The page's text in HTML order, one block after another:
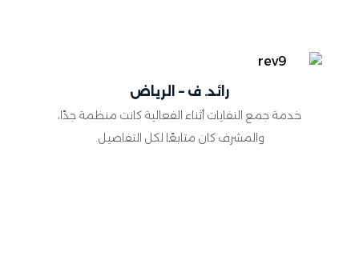
رائد. ف – الرياض
خدمة جمع النفايات أثناء الفعالية كانت منظمة جدًا،
والمشرف كان متابعًا لكل التفاصيل.